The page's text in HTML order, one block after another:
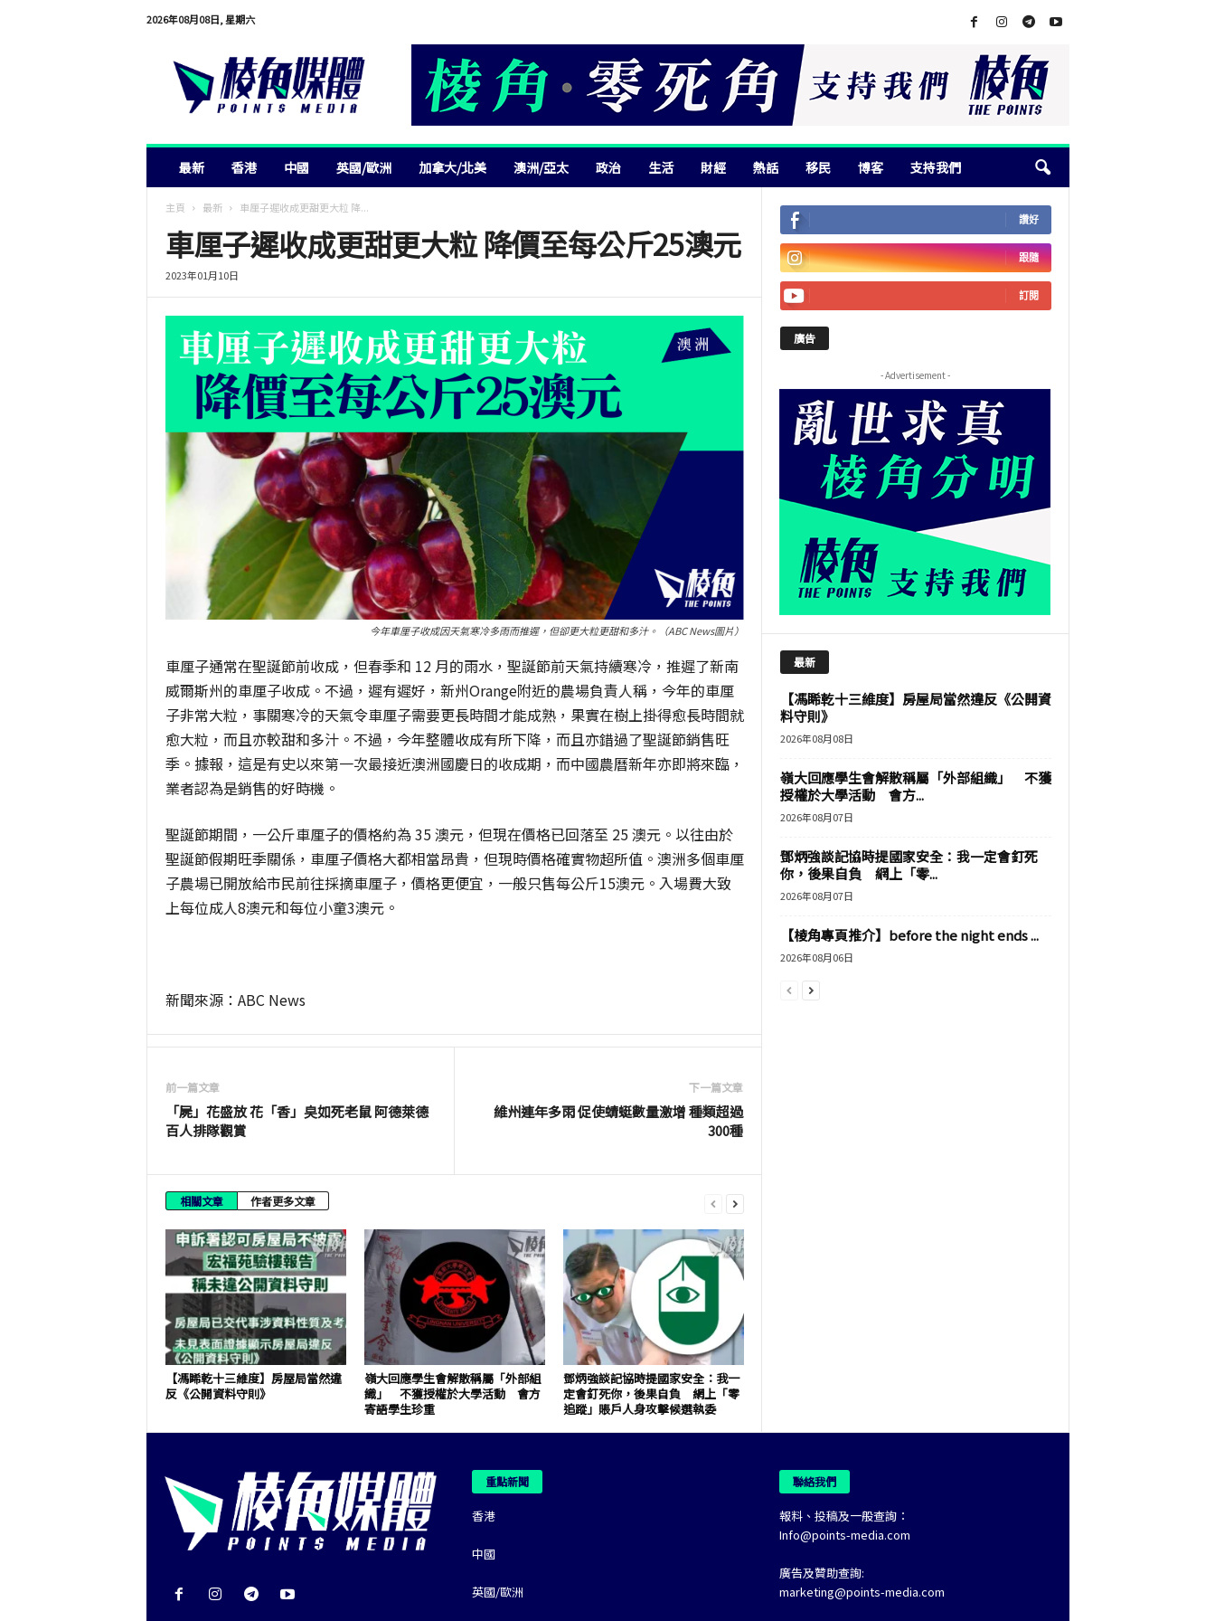
2026年08月08日, 星期六
最新 香港 中國 英國/歐洲 加拿大/北美 澳洲/亞太 政治 生活 財經 熱話 移民 博客 支持我們
主頁 最新 車厘子遲收成更甜更大粒 降...
車厘子遲收成更甜更大粒 降價至每公斤25澳元
2023年01月10日
今年車厘子收成因天氣寒冷多雨而推遲，但卻更大粒更甜和多汁。（ABC News圖片）
車厘子通常在聖誕節前收成，但春季和 12 月的雨水，聖誕節前天氣持續寒冷，推遲了新南
威爾斯州的車厘子收成。不過，遲有遲好，新州Orange附近的農場負責人稱，今年的車厘
子非常大粒，事關寒冷的天氣令車厘子需要更長時間才能成熟，果實在樹上掛得愈長時間就
愈大粒，而且亦較甜和多汁。不過，今年整體收成有所下降，而且亦錯過了聖誕節銷售旺
季。據報，這是有史以來第一次最接近澳洲國慶日的收成期，而中國農曆新年亦即將來臨，
業者認為是銷售的好時機。
聖誕節期間，一公斤車厘子的價格約為 35 澳元，但現在價格已回落至 25 澳元。以往由於
聖誕節假期旺季關係，車厘子價格大都相當昂貴，但現時價格確實物超所值。澳洲多個車厘
子農場已開放給市民前往採摘車厘子，價格更便宜，一般只售每公斤15澳元。入場費大致
上每位成人8澳元和每位小童3澳元。
新聞來源：ABC News
前一篇文章
「屍」花盛放 花「香」㚖如死老鼠 阿德萊德
百人排隊觀賞
下一篇文章
維州連年多雨 促使蜻蜓數量激增 種類超過
300種
相關文章 作者更多文章
【馮睎乾十三維度】房屋局當然違
反《公開資料守則》
嶺大回應學生會解散稱屬「外部組
織」 不獲授權於大學活動 會方
寄語學生珍重
鄧炳強談記協時提國家安全：我一
定會釘死你，後果自負 網上「零
追蹤」賬戶人身攻擊候選執委
讚好
跟隨
訂閱
廣告
- Advertisement -
最新
【馮睎乾十三維度】房屋局當然違反《公開資
料守則》
2026年08月08日
嶺大回應學生會解散稱屬「外部組織」 不獲
授權於大學活動 會方...
2026年08月07日
鄧炳強談記協時提國家安全：我一定會釘死
你，後果自負 網上「零...
2026年08月07日
【棱角專頁推介】before the night ends ...
2026年08月06日
重點新聞
香港
中國
英國/歐洲
聯絡我們
報料、投稿及一般查詢：
Info@points-media.com
廣告及贊助查詢:
marketing@points-media.com